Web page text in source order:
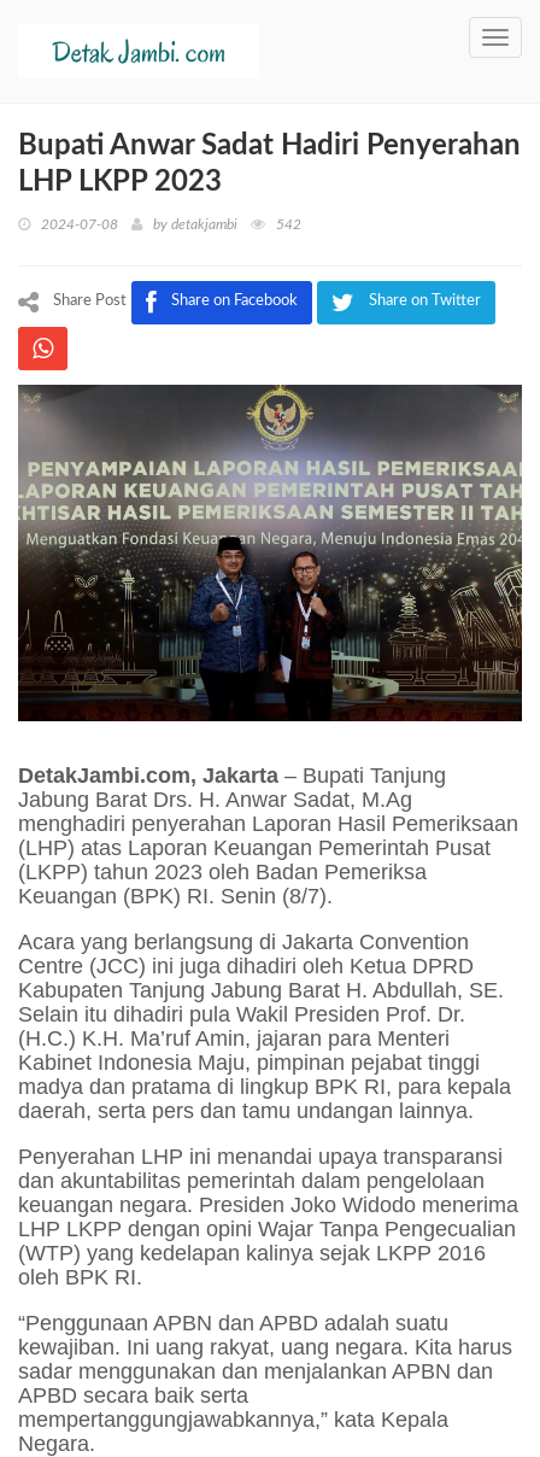
Bupati Anwar Sadat Hadiri Penyerahan
LHP LKPP 2023
2024-07-08 by detakjambi 542
Share Post Share on Facebook Share on Twitter
DetakJambi.com, Jakarta – Bupati Tanjung
Jabung Barat Drs. H. Anwar Sadat, M.Ag
menghadiri penyerahan Laporan Hasil Pemeriksaan
(LHP) atas Laporan Keuangan Pemerintah Pusat
(LKPP) tahun 2023 oleh Badan Pemeriksa
Keuangan (BPK) RI. Senin (8/7).
Acara yang berlangsung di Jakarta Convention
Centre (JCC) ini juga dihadiri oleh Ketua DPRD
Kabupaten Tanjung Jabung Barat H. Abdullah, SE.
Selain itu dihadiri pula Wakil Presiden Prof. Dr.
(H.C.) K.H. Ma’ruf Amin, jajaran para Menteri
Kabinet Indonesia Maju, pimpinan pejabat tinggi
madya dan pratama di lingkup BPK RI, para kepala
daerah, serta pers dan tamu undangan lainnya.
Penyerahan LHP ini menandai upaya transparansi
dan akuntabilitas pemerintah dalam pengelolaan
keuangan negara. Presiden Joko Widodo menerima
LHP LKPP dengan opini Wajar Tanpa Pengecualian
(WTP) yang kedelapan kalinya sejak LKPP 2016
oleh BPK RI.
“Penggunaan APBN dan APBD adalah suatu
kewajiban. Ini uang rakyat, uang negara. Kita harus
sadar menggunakan dan menjalankan APBN dan
APBD secara baik serta
mempertanggungjawabkannya,” kata Kepala
Negara.